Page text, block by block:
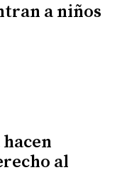
a niños
al